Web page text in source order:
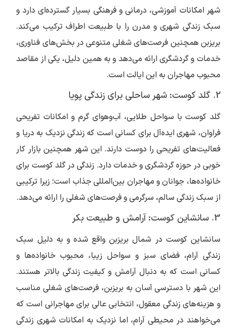
شهر امکانات آموزشی، درمانی و فرهنگی بسیار گسترده‌ای دارد و
سبک زندگی شهری و مدرن را با طبیعت اطراف ترکیب می‌کند.
بریزبن همچنین فرصت‌های شغلی متنوعی در بخش‌های فناوری،
خدمات و گردشگری ارائه می‌دهد و به همین دلیل، یکی از مقاصد
محبوب مهاجران به این ایالت است.
2. گلد کوست: شهر ساحلی برای زندگی پویا
گلد کوست با سواحل طلایی، آب‌وهوای گرم و امکانات تفریحی
فراوان، شهری ایده‌آل برای کسانی است که زندگی نزدیک به دریا و
فعالیت‌های تفریحی را دوست دارند. این شهر همچنین بازار کار
خوبی در حوزه گردشگری و خدمات دارد. زندگی در گلد کوست برای
خانواده‌ها، جوانان و مهاجران بین‌المللی جذاب است؛ زیرا ترکیبی
از سبک زندگی سالم، سرگرمی و فرصت‌های شغلی را ارائه می‌دهد.
3. سانشاین کوست: آرامش و طبیعت بکر
سانشاین کوست در شمال بریزبن واقع شده و به دلیل سبک
زندگی آرام، فضای سبز و سواحل زیبا، محبوب خانواده‌ها و
کسانی است که به دنبال آرامش و کیفیت زندگی بالاتر هستند.
این شهر با دسترسی آسان به بریزبن، فرصت‌های شغلی مناسب
و هزینه‌های زندگی معقول، انتخابی عالی برای مهاجرانی است که
می‌خواهند در محیطی آرام، اما نزدیک به امکانات شهری زندگی